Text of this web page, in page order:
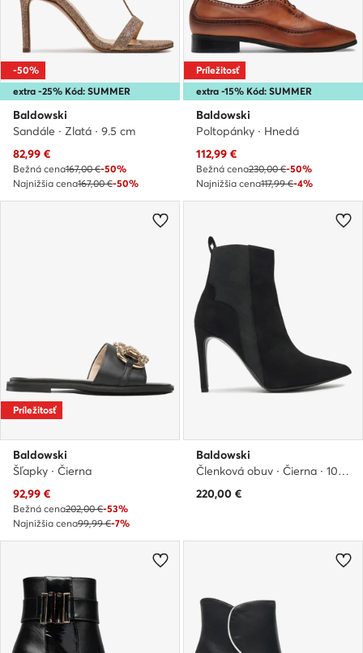
extra -25% Kód: SUMMER
-50%
Baldowski
Sandále · Zlatá · 9.5 cm
Aktuálna cena
82,99 €
Bežná cena167,00 €-50%
Najnižšia cena167,00 €-50%
extra -15% Kód: SUMMER
Príležitosť
Baldowski
Poltopánky · Hnedá
Aktuálna cena
112,99 €
Bežná cena230,00 €-50%
Najnižšia cena117,99 €-4%
Príležitosť
Baldowski
Šľapky · Čierna
Aktuálna cena
92,99 €
Bežná cena202,00 €-53%
Najnižšia cena99,99 €-7%
Baldowski
Členková obuv · Čierna · 10.5 cm
220,00 €